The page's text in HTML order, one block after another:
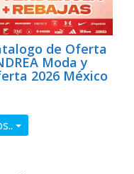
de Oferta
Moda y
2026 México